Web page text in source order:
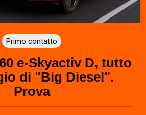
Primo contatto
e-Skyactiv D, tutto
di "Big Diesel".
Prova